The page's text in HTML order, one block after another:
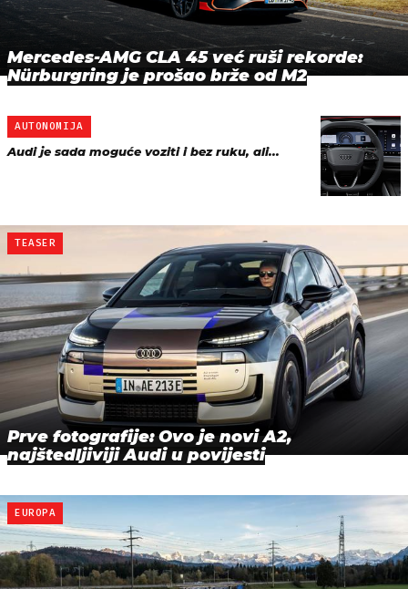
Mercedes-AMG CLA 45 već ruši rekorde:
Nürburgring je prošao brže od M2
AUTONOMIJA
Audi je sada moguće voziti i bez ruku, ali...
TEASER
Prve fotografije: Ovo je novi A2,
najštedljiviji Audi u povijesti
EUROPA